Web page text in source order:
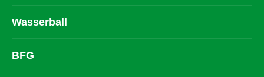
Wasserball
BFG